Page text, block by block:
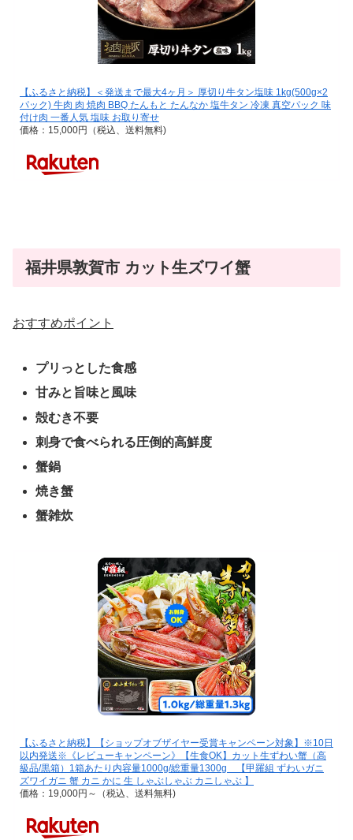
【ふるさと納税】＜発送まで最大4ヶ月＞ 厚切り牛タン塩味 1kg(500g×2
パック) 牛肉 肉 焼肉 BBQ たんもと たんなか 塩牛タン 冷凍 真空パック 味
付け肉 一番人気 塩味 お取り寄せ
価格：15,000円（税込、送料無料)
福井県敦賀市 カット生ズワイ蟹
おすすめポイント
プリっとした食感
甘みと旨味と風味
殻むき不要
刺身で食べられる圧倒的高鮮度
蟹鍋
焼き蟹
蟹雑炊
【ふるさと納税】【ショップオブザイヤー受賞キャンペーン対象】※10日
以内発送※《レビューキャンペーン》【生食OK】カット生ずわい蟹（高
級品/黒箱）1箱あたり内容量1000g/総重量1300g 【甲羅組 ずわいガニ
ズワイガニ 蟹 カニ かに 生 しゃぶしゃぶ カニしゃぶ 】
価格：19,000円～（税込、送料無料)